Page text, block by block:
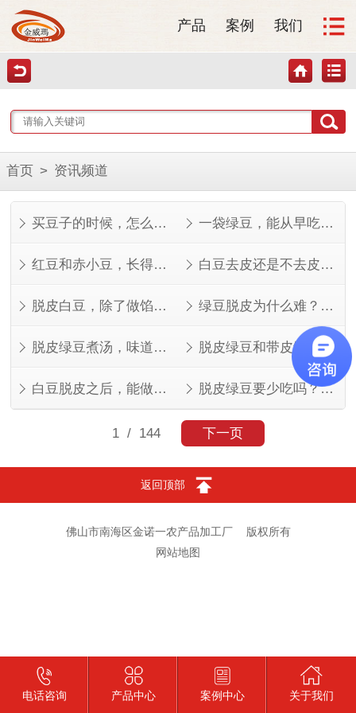
产品 案例 我们
首页 > 资讯频道
买豆子的时候，怎么看才知道好不好？ 一袋绿豆，能从早吃到晚
红豆和赤小豆，长得像但不是一回事 白豆去皮还是不去皮？看完这几点就知道了
脱皮白豆，除了做馅还能做什么？ 绿豆脱皮为什么难？看完就知道了
脱皮绿豆煮汤，味道其实不一样 脱皮绿豆和带皮绿豆，功效差在哪？
白豆脱皮之后，能做的菜比想象中多 脱皮绿豆要少吃吗？看人看量
1/ 144 下一页
返回顶部
佛山市南海区金诺一农产品加工厂
版权所有
网站地图
电话咨询 产品中心 案例中心 关于我们